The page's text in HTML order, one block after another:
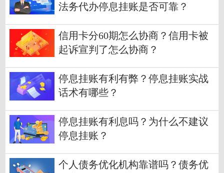
法务代办停息挂账是否可靠？
信用卡分60期怎么协商？信用卡被
起诉宣判了怎么协商？
停息挂账有利有弊？停息挂账实战
话术有哪些？
停息挂账有利息吗？为什么不建议
停息挂账？
个人债务优化机构靠谱吗？债务优